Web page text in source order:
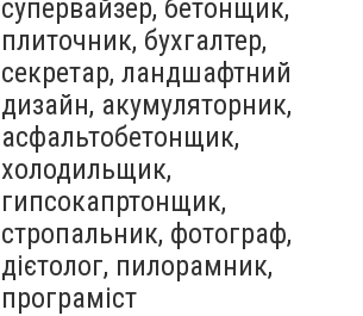
супервайзер, бетонщик,
плиточник, бухгалтер,
секретар, ландшафтний
дизайн, акумуляторник,
асфальтобетонщик,
холодильщик,
гипсокапртонщик,
стропальник, фотограф,
дієтолог, пилорамник,
програміст